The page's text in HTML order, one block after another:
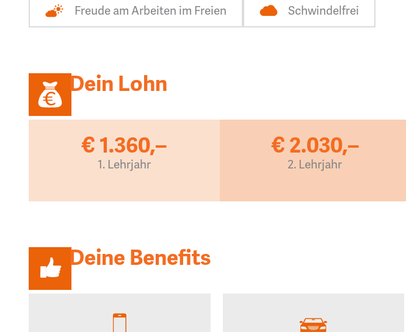
Freude am Arbeiten im Freien Schwindelfrei
Dein Lohn
€ 1.360,–
1. Lehrjahr
€ 2.030,–
2. Lehrjahr
Deine Benefits